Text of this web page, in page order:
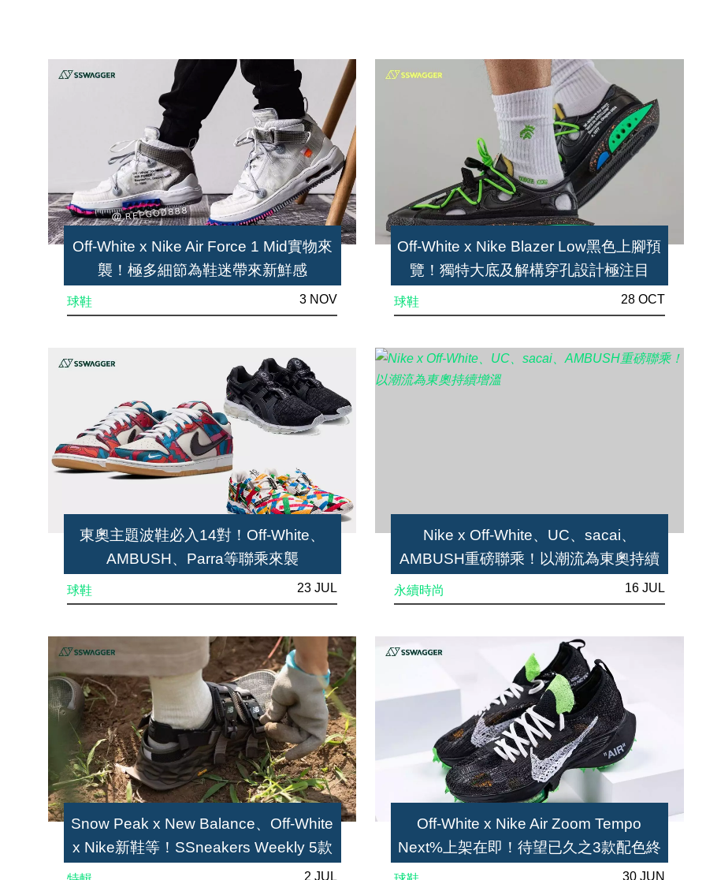
Off-White x Nike Air Force 1 Mid實物來
襲！極多細節為鞋迷帶來新鮮感
球鞋 3 NOV
東奧主題波鞋必入14對！Off-White、
AMBUSH、Parra等聯乘來襲
球鞋 23 JUL
Snow Peak x New Balance、Off-White
x Nike新鞋等！SSneakers Weekly 5款
2 JUL
Off-White x Nike Blazer Low黑色上腳預
覽！獨特大底及解構穿孔設計極注目
球鞋 28 OCT
Nike x Off-White、UC、sacai、
AMBUSH重磅聯乘！以潮流為東奧持續
永續時尚 16 JUL
Off-White x Nike Air Zoom Tempo
Next%上架在即！待望已久之3款配色終
30 JUN